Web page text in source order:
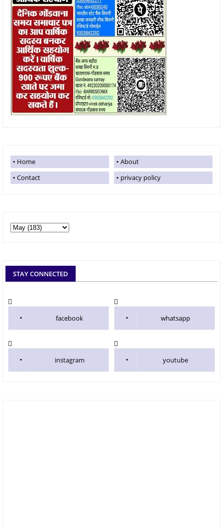
Home
About
Contact
privacy policy
STAY CONNECTED
facebook whatsapp
instagram youtube